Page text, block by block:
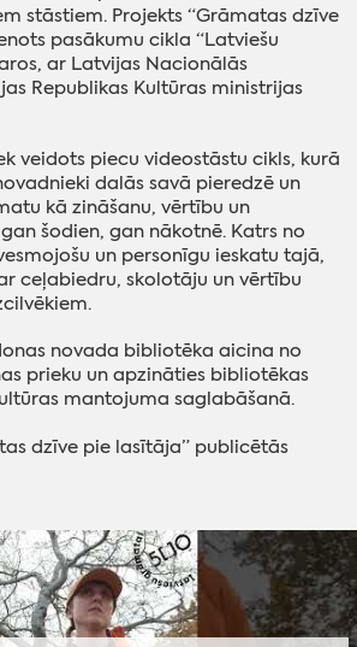
stāstiem. Projekts “Grāmatas dzīve
pasākumu cikla “Latviešu
ar Latvijas Nacionālās
Republikas Kultūras ministrijas
veidots piecu videostāstu cikls, kurā
dalās savā pieredzē un
kā zināšanu, vērtību un
šodien, gan nākotnē. Katrs no
un personīgu ieskatu tajā,
ceļabiedru, skolotāju un vērtību
novada bibliotēka aicina no
prieku un apzināties bibliotēkas
mantojuma saglabāšanā.
dzīve pie lasītāja” publicētās